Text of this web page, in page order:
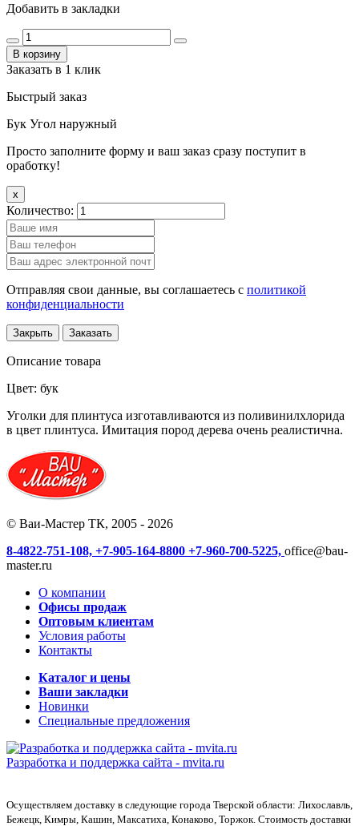
Добавить в закладки
В корзину
Заказать в 1 клик
Быстрый заказ
Бук Угол наружный
Просто заполните форму и ваш заказ сразу поступит в
оработку!
x
Количество:
Отправляя свои данные, вы соглашаетесь с политикой
конфиденциальности
Закрыть Заказать
Описание товара
Цвет: бук
Уголки для плинтуса изготавливаются из поливинилхлорида
в цвет плинтуса. Имитация пород дерева очень реалистична.
© Ваи-Мастер ТК, 2005 - 2026
8-4822-751-108, +7-905-164-8800 +7-960-700-5225, office@bau-
master.ru
О компании
Офисы продаж
Оптовым клиентам
Условия работы
Контакты
Каталог и цены
Ваши закладки
Новинки
Специальные предложения
Разработка и поддержка сайта - mvita.ru
Осуществляем доставку в следующие города Тверской области: Лихославль,
Бежецк, Кимры, Кашин, Максатиха, Конаково, Торжок. Стоимость доставки